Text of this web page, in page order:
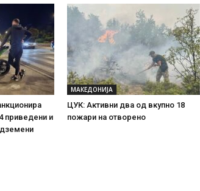
приведени и
МАКЕДОНИЈА
ЦУК: Активни два од вкупно 18
пожари на отворено